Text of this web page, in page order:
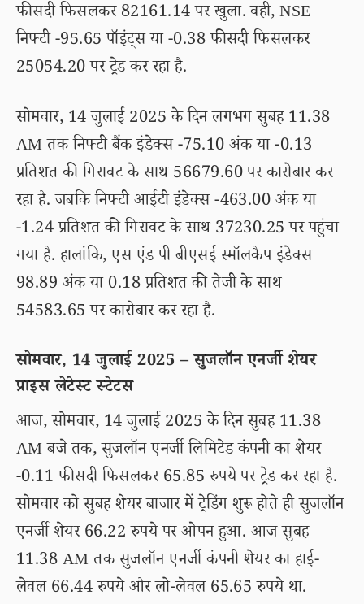
फीसदी फिसलकर 82161.14 पर खुला. वही, NSE
निफ्टी -95.65 पॉइंट्स या -0.38 फीसदी फिसलकर
25054.20 पर ट्रेड कर रहा है.
सोमवार, 14 जुलाई 2025 के दिन लगभग सुबह 11.38
AM तक निफ्टी बैंक इंडेक्स -75.10 अंक या -0.13
प्रतिशत की गिरावट के साथ 56679.60 पर कारोबार कर
रहा है. जबकि निफ्टी आईटी इंडेक्स -463.00 अंक या
-1.24 प्रतिशत की गिरावट के साथ 37230.25 पर पहुंचा
गया है. हालांकि, एस एंड पी बीएसई स्मॉलकैप इंडेक्स
98.89 अंक या 0.18 प्रतिशत की तेजी के साथ
54583.65 पर कारोबार कर रहा है.
सोमवार, 14 जुलाई 2025 – सुजलॉन एनर्जी शेयर
प्राइस लेटेस्ट स्टेटस
आज, सोमवार, 14 जुलाई 2025 के दिन सुबह 11.38
AM बजे तक, सुजलॉन एनर्जी लिमिटेड कंपनी का शेयर
-0.11 फीसदी फिसलकर 65.85 रुपये पर ट्रेड कर रहा है.
सोमवार को सुबह शेयर बाजार में ट्रेडिंग शुरू होते ही सुजलॉन
एनर्जी शेयर 66.22 रुपये पर ओपन हुआ. आज सुबह
11.38 AM तक सुजलॉन एनर्जी कंपनी शेयर का हाई-
लेवल 66.44 रुपये और लो-लेवल 65.65 रुपये था.